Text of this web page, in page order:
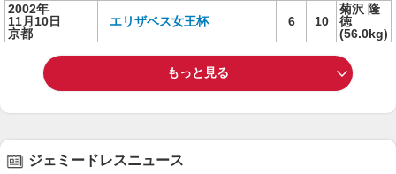
2002年
11月10日
京都
エリザベス女王杯 6 10
菊沢 隆
徳
(56.0kg)
もっと見る
ジェミードレスニュース